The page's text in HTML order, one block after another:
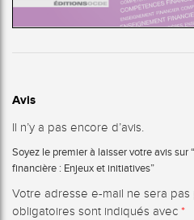
Avis
Il n’y a pas encore d’avis.
Soyez le premier à laisser votre avis sur
financière : Enjeux et initiatives”
Votre adresse e-mail ne sera pas
obligatoires sont indiqués avec *